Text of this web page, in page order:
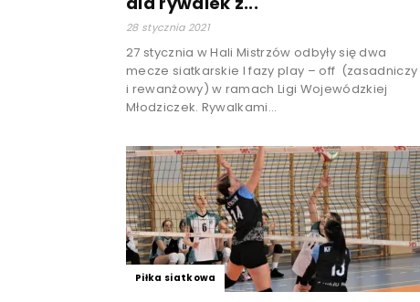
28 stycznia 2021
27 stycznia w Hali Mistrzów odbyły się dwa
mecze siatkarskie I fazy play – off (zasadniczy
i rewanżowy) w ramach Ligi Wojewódzkiej
Młodziczek. Rywalkami...
Piłka siatkowa